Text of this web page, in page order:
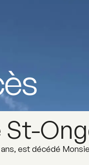
St-
est décédé